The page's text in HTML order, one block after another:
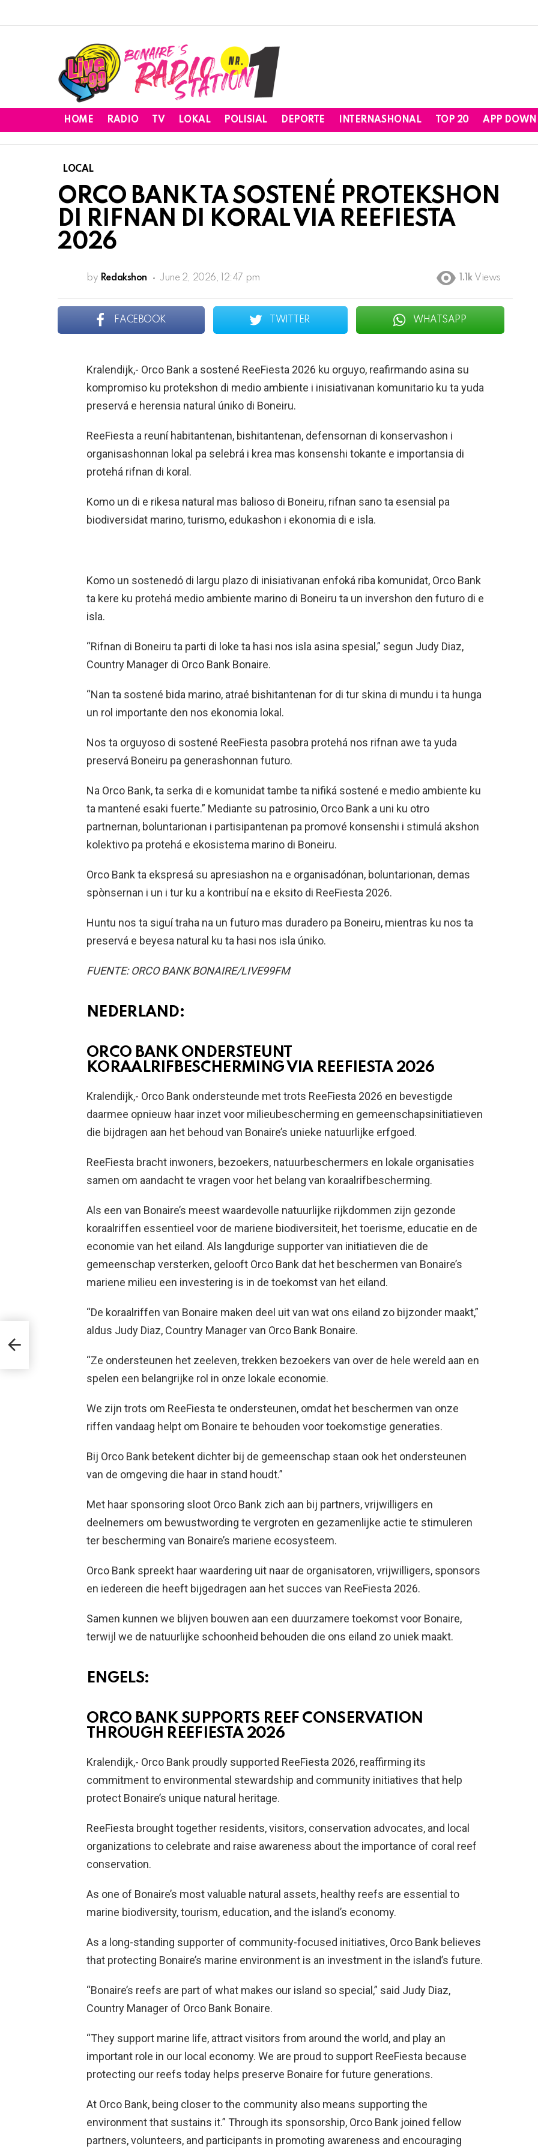
HOME RADIO TV LOKAL POLISIAL DEPORTE INTERNASHONAL TOP 20 APP
LOCAL
ORCO BANK TA SOSTENÉ PROTEKSHON
DI RIFNAN DI KORAL VIA REEFIESTA
2026
by Redakshon June 2, 2026, 12:47 pm 1.1k Views
FACEBOOK TWITTER WHATSAPP
Kralendijk,- Orco Bank a sostené ReeFiesta 2026 ku orguyo, reafirmando asina su
kompromiso ku protekshon di medio ambiente i inisiativanan komunitario ku ta yuda
preservá e herensia natural úniko di Boneiru.
ReeFiesta a reuní habitantenan, bishitantenan, defensornan di konservashon i
organisashonnan lokal pa selebrá i krea mas konsenshi tokante e importansia di
protehá rifnan di koral.
Komo un di e rikesa natural mas balioso di Boneiru, rifnan sano ta esensial pa
biodiversidat marino, turismo, edukashon i ekonomia di e isla.
Komo un sostenedó di largu plazo di inisiativanan enfoká riba komunidat, Orco Bank
ta kere ku protehá medio ambiente marino di Boneiru ta un invershon den futuro di e
isla.
“Rifnan di Boneiru ta parti di loke ta hasi nos isla asina spesial,” segun Judy Diaz,
Country Manager di Orco Bank Bonaire.
“Nan ta sostené bida marino, atraé bishitantenan for di tur skina di mundu i ta hunga
un rol importante den nos ekonomia lokal.
Nos ta orguyoso di sostené ReeFiesta pasobra protehá nos rifnan awe ta yuda
preservá Boneiru pa generashonnan futuro.
Na Orco Bank, ta serka di e komunidat tambe ta nifiká sostené e medio ambiente ku
ta mantené esaki fuerte.” Mediante su patrosinio, Orco Bank a uni ku otro
partnernan, boluntarionan i partisipantenan pa promové konsenshi i stimulá akshon
kolektivo pa protehá e ekosistema marino di Boneiru.
Orco Bank ta ekspresá su apresiashon na e organisadónan, boluntarionan, demas
spònsernan i un i tur ku a kontribuí na e eksito di ReeFiesta 2026.
Huntu nos ta siguí traha na un futuro mas duradero pa Boneiru, mientras ku nos ta
preservá e beyesa natural ku ta hasi nos isla úniko.
FUENTE: ORCO BANK BONAIRE/LIVE99FM
NEDERLAND:
ORCO BANK ONDERSTEUNT
KORAALRIFBESCHERMING VIA REEFIESTA 2026
Kralendijk,- Orco Bank ondersteunde met trots ReeFiesta 2026 en bevestigde
daarmee opnieuw haar inzet voor milieubescherming en gemeenschapsinitiatieven
die bijdragen aan het behoud van Bonaire’s unieke natuurlijke erfgoed.
ReeFiesta bracht inwoners, bezoekers, natuurbeschermers en lokale organisaties
samen om aandacht te vragen voor het belang van koraalrifbescherming.
Als een van Bonaire’s meest waardevolle natuurlijke rijkdommen zijn gezonde
koraalriffen essentieel voor de mariene biodiversiteit, het toerisme, educatie en de
economie van het eiland. Als langdurige supporter van initiatieven die de
gemeenschap versterken, gelooft Orco Bank dat het beschermen van Bonaire’s
mariene milieu een investering is in de toekomst van het eiland.
“De koraalriffen van Bonaire maken deel uit van wat ons eiland zo bijzonder maakt,”
aldus Judy Diaz, Country Manager van Orco Bank Bonaire.
“Ze ondersteunen het zeeleven, trekken bezoekers van over de hele wereld aan en
spelen een belangrijke rol in onze lokale economie.
We zijn trots om ReeFiesta te ondersteunen, omdat het beschermen van onze
riffen vandaag helpt om Bonaire te behouden voor toekomstige generaties.
Bij Orco Bank betekent dichter bij de gemeenschap staan ook het ondersteunen
van de omgeving die haar in stand houdt.”
Met haar sponsoring sloot Orco Bank zich aan bij partners, vrijwilligers en
deelnemers om bewustwording te vergroten en gezamenlijke actie te stimuleren
ter bescherming van Bonaire’s mariene ecosysteem.
Orco Bank spreekt haar waardering uit naar de organisatoren, vrijwilligers, sponsors
en iedereen die heeft bijgedragen aan het succes van ReeFiesta 2026.
Samen kunnen we blijven bouwen aan een duurzamere toekomst voor Bonaire,
terwijl we de natuurlijke schoonheid behouden die ons eiland zo uniek maakt.
ENGELS:
ORCO BANK SUPPORTS REEF CONSERVATION
THROUGH REEFIESTA 2026
Kralendijk,- Orco Bank proudly supported ReeFiesta 2026, reaffirming its
commitment to environmental stewardship and community initiatives that help
protect Bonaire’s unique natural heritage.
ReeFiesta brought together residents, visitors, conservation advocates, and local
organizations to celebrate and raise awareness about the importance of coral reef
conservation.
As one of Bonaire’s most valuable natural assets, healthy reefs are essential to
marine biodiversity, tourism, education, and the island’s economy.
As a long-standing supporter of community-focused initiatives, Orco Bank believes
that protecting Bonaire’s marine environment is an investment in the island’s future.
“Bonaire’s reefs are part of what makes our island so special,” said Judy Diaz,
Country Manager of Orco Bank Bonaire.
“They support marine life, attract visitors from around the world, and play an
important role in our local economy. We are proud to support ReeFiesta because
protecting our reefs today helps preserve Bonaire for future generations.
At Orco Bank, being closer to the community also means supporting the
environment that sustains it.” Through its sponsorship, Orco Bank joined fellow
partners, volunteers, and participants in promoting awareness and encouraging